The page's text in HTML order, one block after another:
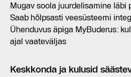
Mugav soola juurdelisamine läbi
Saab hõlpsasti veesüsteemi
Ühenduvus äpiga MyBuderus:
ajal vaateväljas
Keskkonda ja kulusid